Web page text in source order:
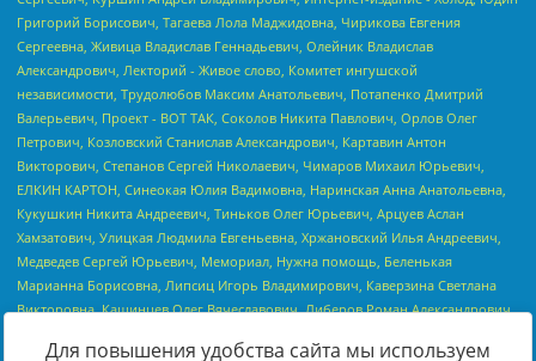
Для повышения удобства сайта мы используем